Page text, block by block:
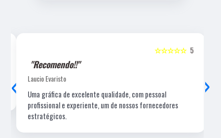
5
☆☆☆☆☆
"Recomendo!!"
Laucio Evaristo
Uma gráfica de excelente qualidade, com pessoal
profissional e experiente, um de nossos fornecedores
estratégicos.
‹ ›